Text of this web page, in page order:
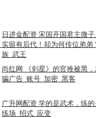
日进金配资 宋国开国君主微
实留有后代！却为何传位弟弟
族_武王
尚红网 《剑星》的官推被黑
骗广告_账号_加密_黑客
广升网配资 学的是武术，练
练场_招式_应变